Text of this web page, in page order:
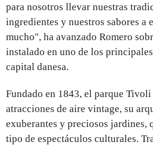
para nosotros llevar nuestras
ingredientes y nuestros sabores a
mucho", ha avanzado Romero
instalado en uno de los
capital danesa.
Fundado en 1843, el parque
atracciones de aire vintage, su
exuberantes y preciosos jardines,
tipo de espectáculos culturales.